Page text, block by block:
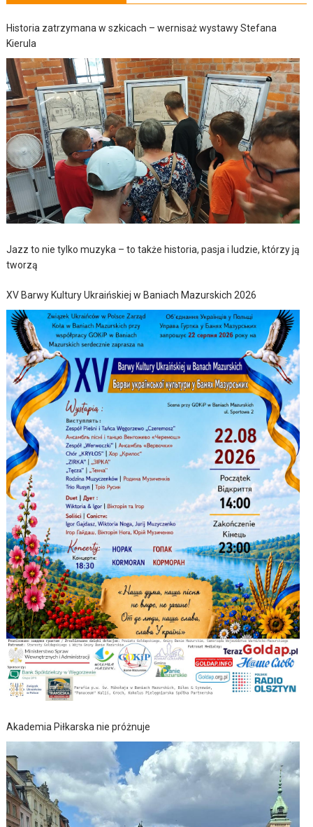
Historia zatrzymana w szkicach – wernisaż wystawy Stefana
Kierula
Jazz to nie tylko muzyka – to także historia, pasja i ludzie, którzy ją
tworzą
XV Barwy Kultury Ukraińskiej w Baniach Mazurskich 2026
Akademia Piłkarska nie próżnuje